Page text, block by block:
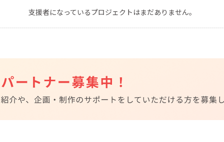
CAMPFIRE for Social Good
CAMPFIRE Creation
CAMPFIREふるさと納税
machi-ya コミュニティ
支援者になっているプロジェクトはまだありません。